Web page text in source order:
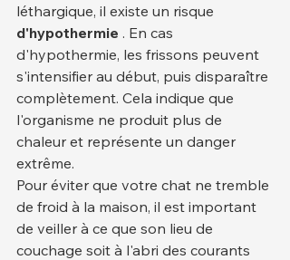
léthargique, il existe un risque
d'hypothermie . En cas
d'hypothermie, les frissons peuvent
s'intensifier au début, puis disparaître
complètement. Cela indique que
l'organisme ne produit plus de
chaleur et représente un danger
extrême.
Pour éviter que votre chat ne tremble
de froid à la maison, il est important
de veiller à ce que son lieu de
couchage soit à l'abri des courants